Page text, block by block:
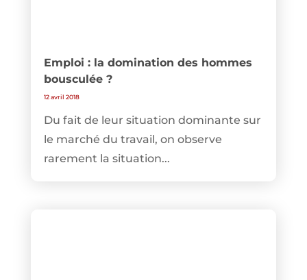
Emploi : la domination des hommes
bousculée ?
12 avril 2018
Du fait de leur situation dominante sur
le marché du travail, on observe
rarement la situation...